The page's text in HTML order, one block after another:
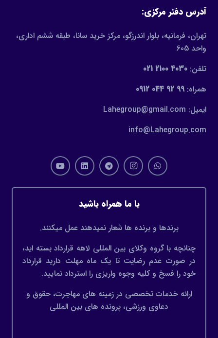
آدرس دفتر مرکزی:
تهران، فرمانیه، بلوار اندرزگو، مرکز خرید سانا، طبقه ششم اداری،
واحد 605
تلفن: 4030 2100 021
همراه:99 92 044 0912
ایمیل: Lahegroup@gmail.com
info@Lahegroup.com
با ما همراه باشید
برندها و برنده ها شعار نمیدهند عمل میکنند.
چنانچه با گروه وکلای بین المللی لاهه قرارداد بسته اید،
در صورت عدم رضایت تا یک ماه مهلت دارید قرارداد
خود را فسخ و کلیه وجوه واریزی را استرداد نمایید.
ارائه خدمات تخصصی در زمینه های مهاجرت، حقوق و
دعاوی ورزشی، پرونده های بین المللی